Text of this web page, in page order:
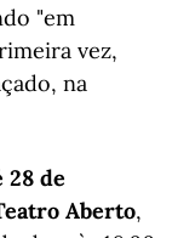
"em
vez,
na
28 de
Aberto,